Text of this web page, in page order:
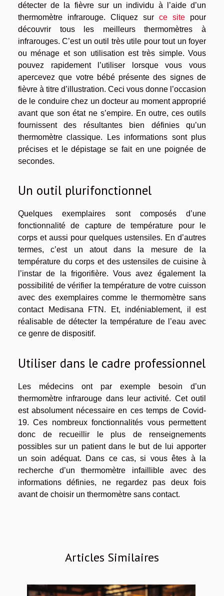
détecter de la fièvre sur un individu à l’aide d’un
thermomètre infrarouge. Cliquez sur ce site pour
découvrir tous les meilleurs thermomètres à
infrarouges. C’est un outil très utile pour tout un foyer
ou ménage et son utilisation est très simple. Vous
pouvez rapidement l’utiliser lorsque vous vous
apercevez que votre bébé présente des signes de
fièvre à titre d’illustration. Ceci vous donne l’occasion
de le conduire chez un docteur au moment approprié
avant que son état ne s’empire. En outre, ces outils
fournissent des résultantes bien définies qu’un
thermomètre classique. Les informations sont plus
précises et le dépistage se fait en une poignée de
secondes.
Un outil plurifonctionnel
Quelques exemplaires sont composés d’une
fonctionnalité de capture de température pour le
corps et aussi pour quelques ustensiles. En d’autres
termes, c’est un atout dans la mesure de la
température du corps et des ustensiles de cuisine à
l’instar de la frigorifière. Vous avez également la
possibilité de vérifier la température de votre cuisson
avec des exemplaires comme le thermomètre sans
contact Medisana FTN. Et, indéniablement, il est
réalisable de détecter la température de l’eau avec
ce genre de dispositif.
Utiliser dans le cadre professionnel
Les médecins ont par exemple besoin d’un
thermomètre infrarouge dans leur activité. Cet outil
est absolument nécessaire en ces temps de Covid-
19. Ces nombreux fonctionnalités vous permettent
donc de recueillir le plus de renseignements
possibles sur un patient dans le but de lui apporter
un soin adéquat. Dans ce cas, si vous êtes à la
recherche d’un thermomètre infaillible avec des
informations définies, ne regardez pas deux fois
avant de choisir un thermomètre sans contact.
Articles Similaires